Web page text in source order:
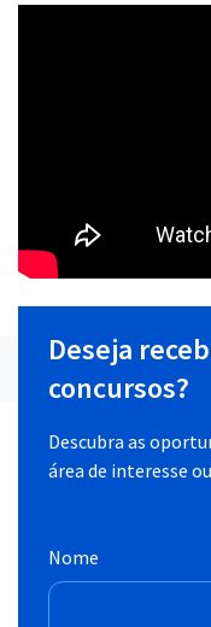
Deseja
concursos?
Descubra as
área de interesse
Nome